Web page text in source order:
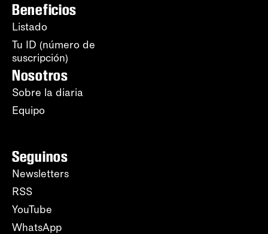
Beneficios
Listado
Tu ID (número de
suscripción)
Nosotros
Sobre la diaria
Equipo
Seguinos
Newsletters
RSS
YouTube
WhatsApp